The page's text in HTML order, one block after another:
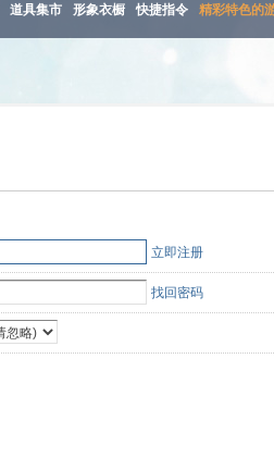
道具集市 形象衣橱 快捷指令 精彩特色的
立即注册
找回密码